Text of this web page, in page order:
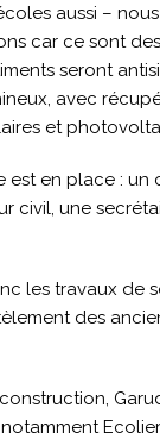
aussi –
car ce sont
seront
avec
et
est en place : un
civil, une
les travaux de
des
notamment